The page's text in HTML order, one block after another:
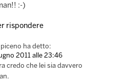
:-)
rispondere
piceno ha detto:
2011 alle 23:46
credo che lei sia davvero